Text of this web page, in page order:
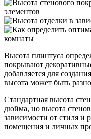
Высота плинтуса
покрывают
добавляется для
высота может быть
Стандартная высота
дюйма, но высота
зависимости от стиля и
помещения и личных